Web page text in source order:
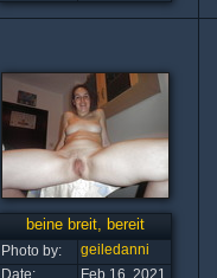
beine breit, bereit
Photo by:
geiledanni
Date:
Feb 16, 2021